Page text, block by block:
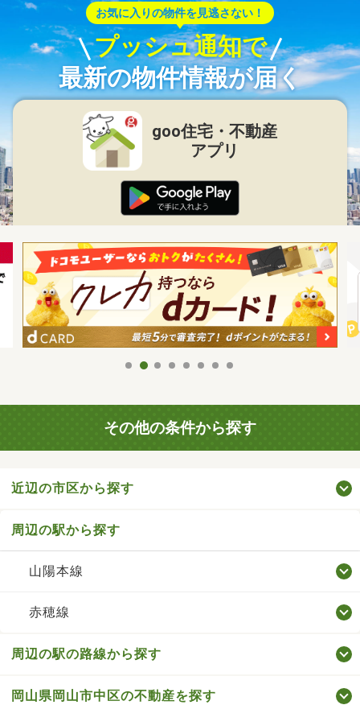
お気に入りの物件を見逃さない！
プッシュ通知で
最新の物件情報が届く
goo住宅・不動産
アプリ
その他の条件から探す
近辺の市区から探す
周辺の駅から探す
山陽本線
赤穂線
周辺の駅の路線から探す
岡山県岡山市中区の不動産を探す